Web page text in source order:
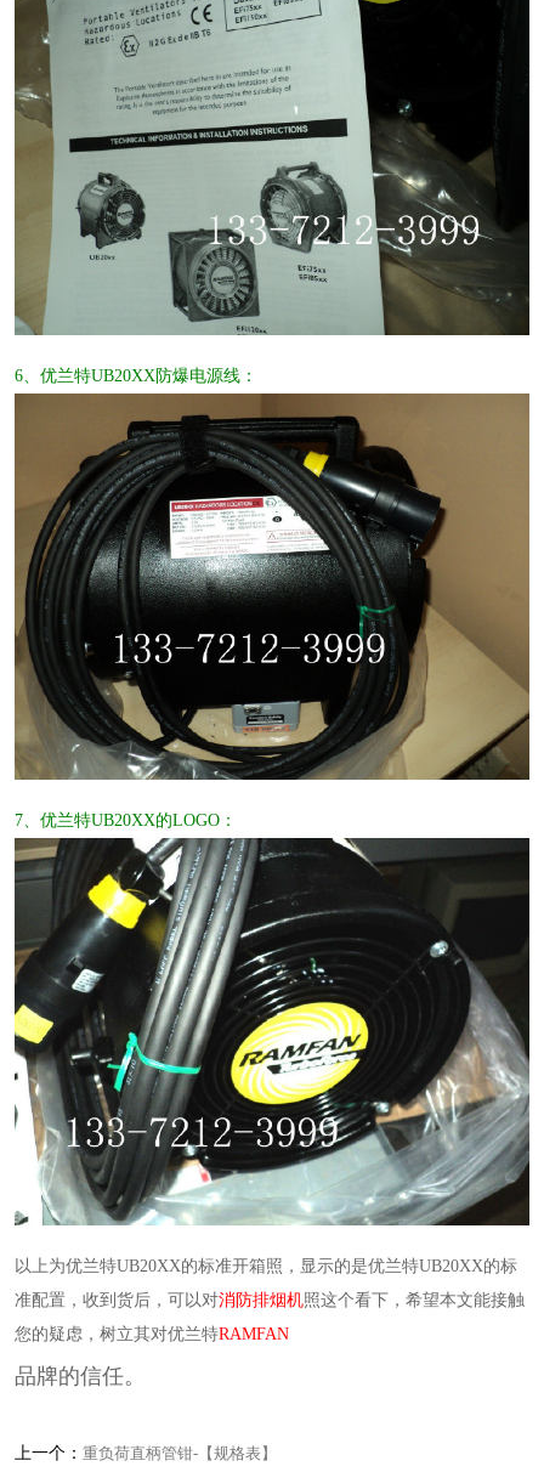
6、优兰特UB20XX防爆电源线：
7、优兰特UB20XX的LOGO：
以上为优兰特UB20XX的标准开箱照，显示的是优兰特UB20XX的标
准配置，收到货后，可以对消防排烟机照这个看下，希望本文能接触
您的疑虑，树立其对优兰特RAMFAN
品牌的信任。
上一个： 重负荷直柄管钳-【规格表】